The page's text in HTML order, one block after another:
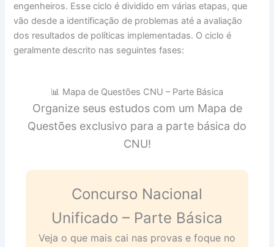
engenheiros. Esse ciclo é dividido em várias etapas, que
vão desde a identificação de problemas até a avaliação
dos resultados de políticas implementadas. O ciclo é
geralmente descrito nas seguintes fases:
📊 Mapa de Questões CNU – Parte Básica
Organize seus estudos com um Mapa de
Questões exclusivo para a parte básica do
CNU!
Concurso Nacional
Unificado – Parte Básica
Veja o que mais cai nas provas e foque no